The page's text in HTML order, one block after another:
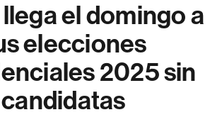
el domingo a
elecciones
2025 sin
candidatas